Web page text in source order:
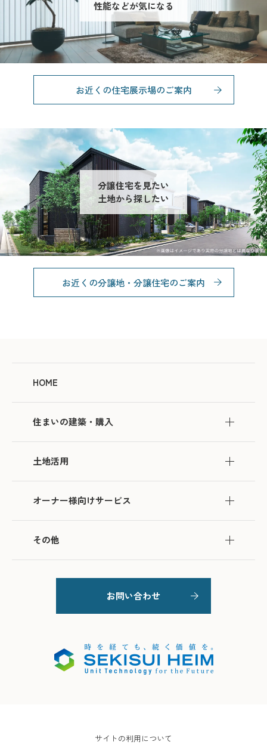
性能などが気になる
お近くの住宅展示場のご案内
分譲住宅を見たい
土地から探したい
お近くの分譲地・分譲住宅のご案内
HOME
住まいの建築・購入
土地活用
オーナー様向けサービス
その他
お問い合わせ
サイトの利用について